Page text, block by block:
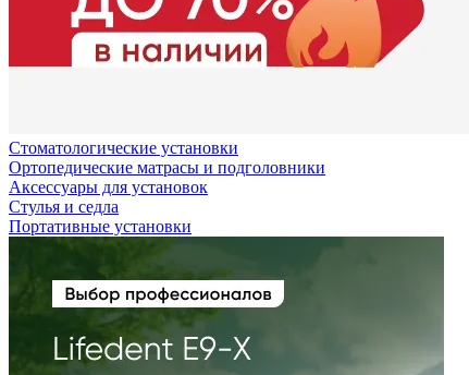
Стоматологические установки
Ортопедические матрасы и подголовники
Аксессуары для установок
Стулья и седла
Портативные установки